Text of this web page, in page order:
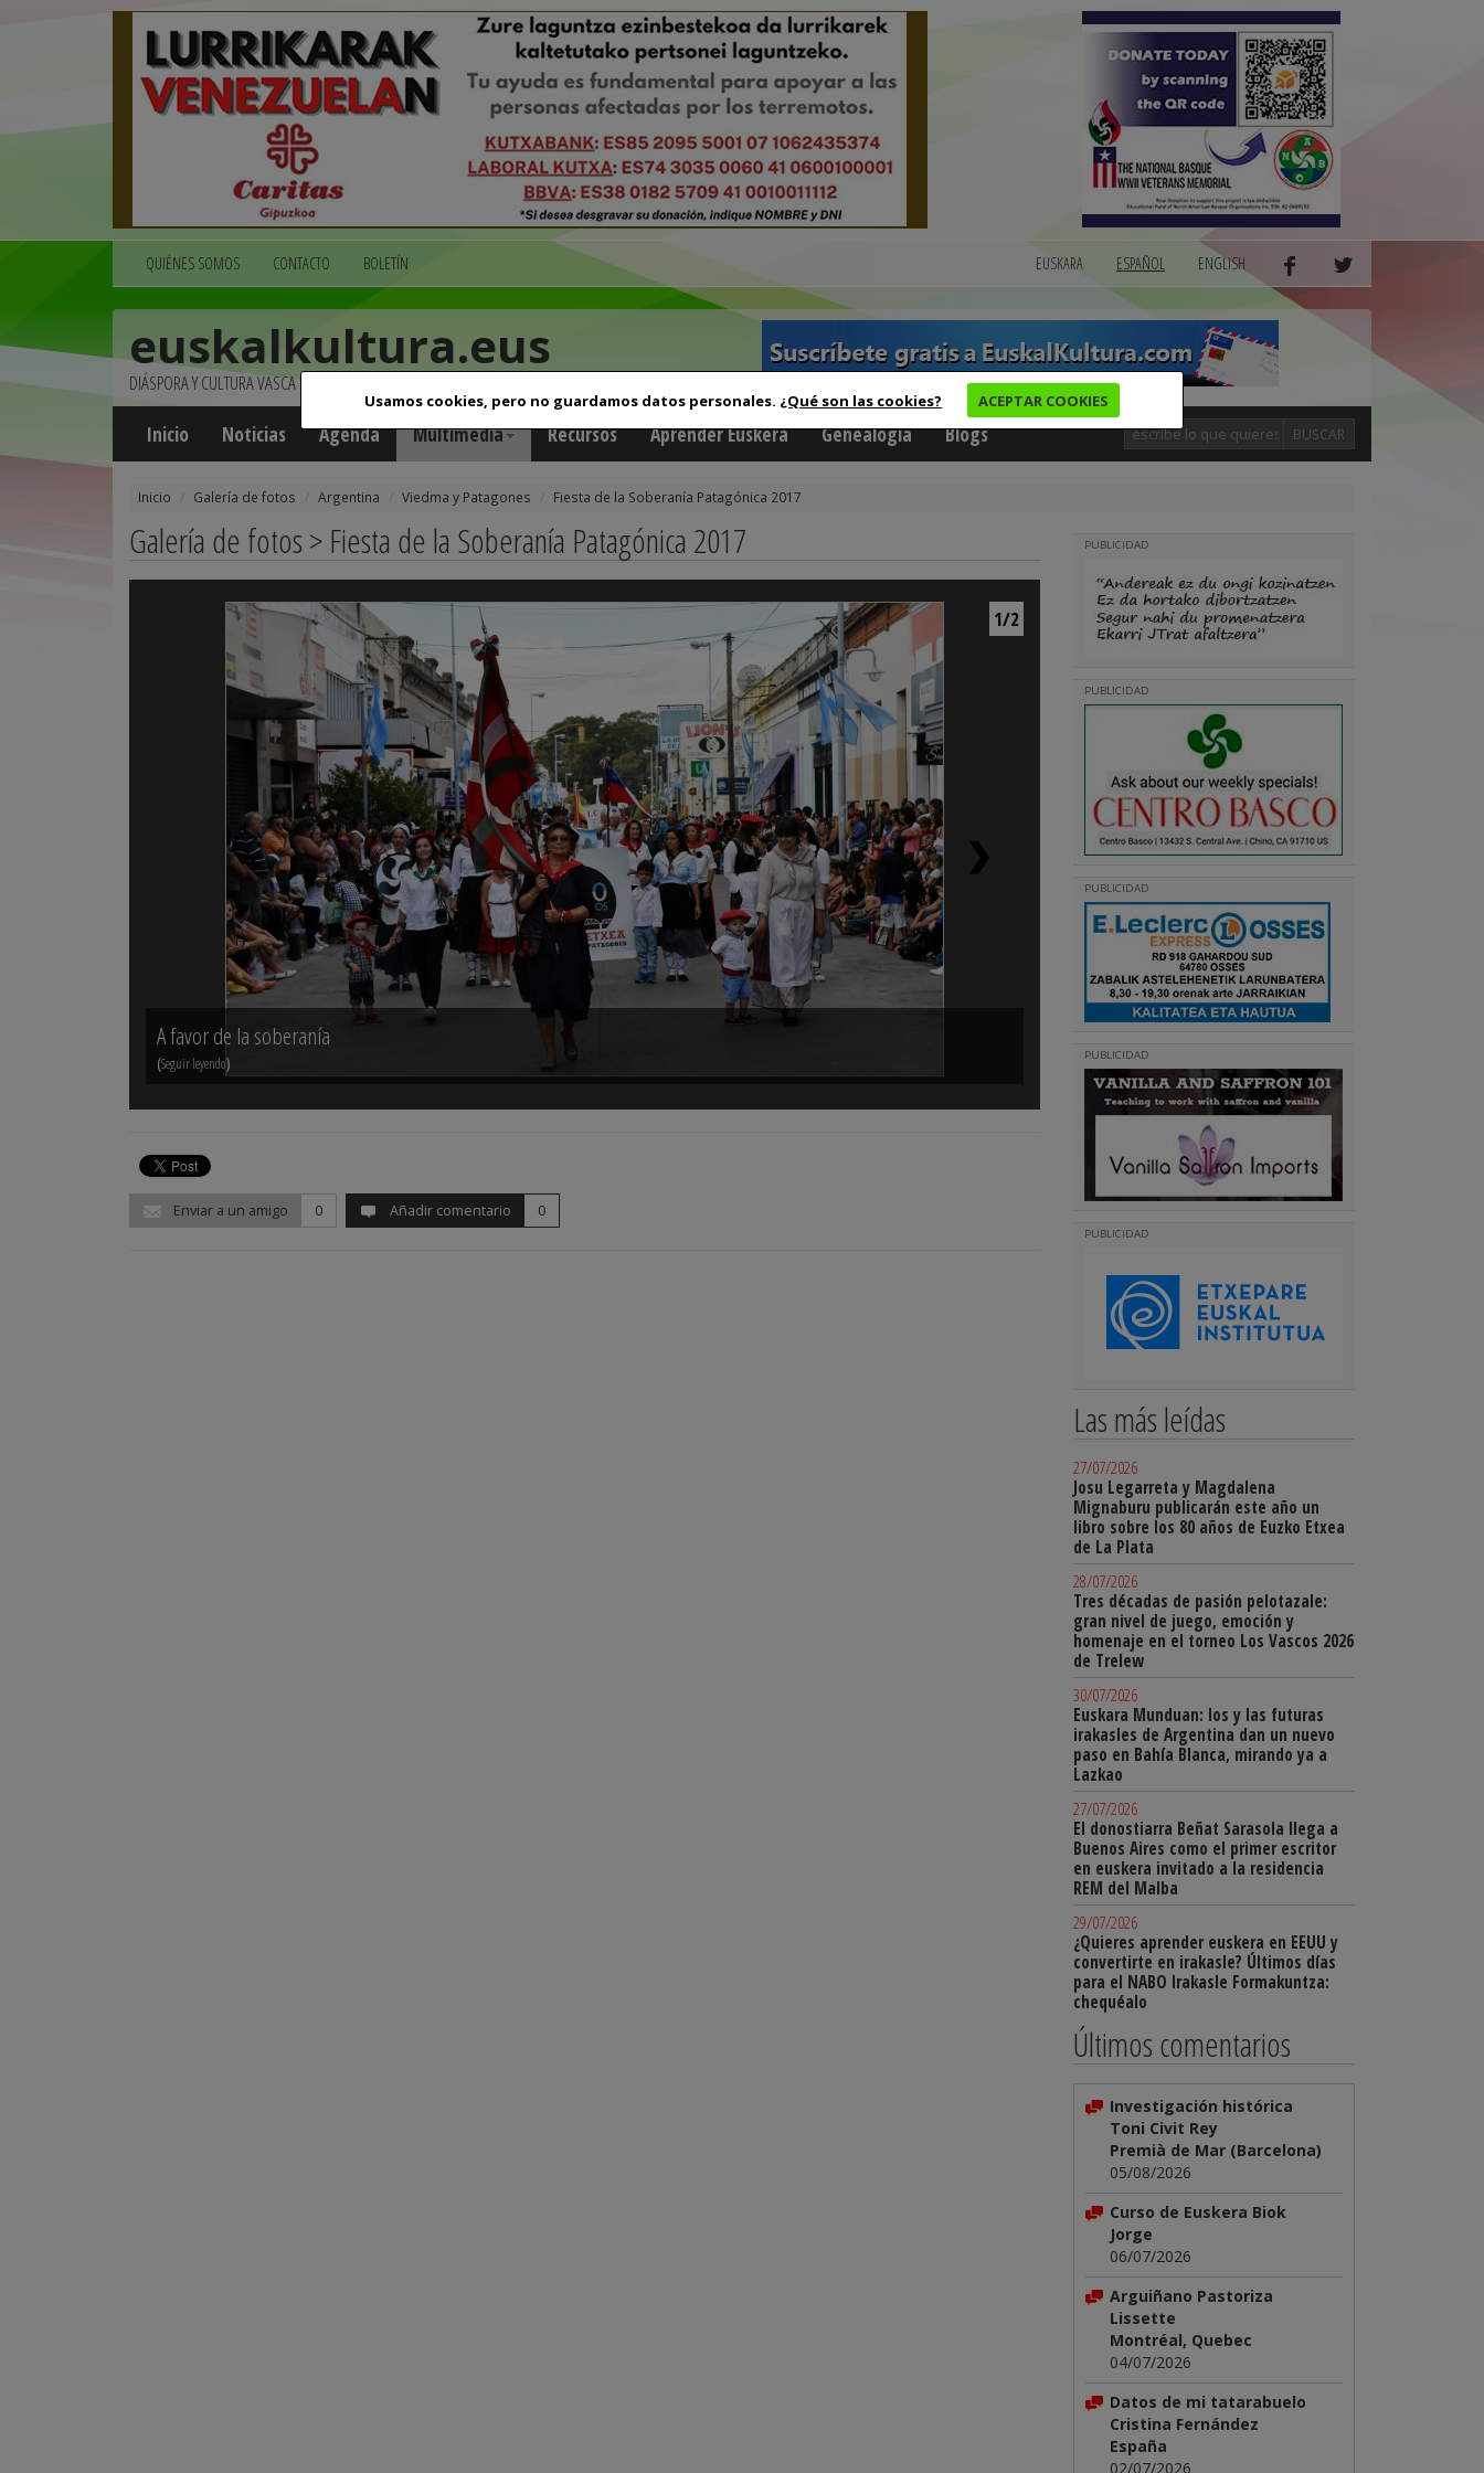
Usamos cookies, pero no guardamos datos personales. ¿Qué son las cookies? ACEPTAR COOKIES
QUIÉNES SOMOS CONTACTO BOLETÍN EUSKARA ESPAÑOL ENGLISH
euskalkultura.eus
DIÁSPORA Y CULTURA VASCA
Inicio Noticias Agenda Multimedia Recursos Aprender Euskera Genealogía Blogs BUSCAR
Inicio Galería de fotos Argentina Viedma y Patagones Fiesta de la Soberanía Patagónica 2017
Galería de fotos > Fiesta de la Soberanía Patagónica 2017
1/2
A favor de la soberanía
(Seguir leyendo) Seguir leyendo)
Enviar a un amigo 0 Añadir comentario 0
PUBLICIDAD
PUBLICIDAD
PUBLICIDAD
PUBLICIDAD
PUBLICIDAD
Las más leídas
27/07/2026
Josu Legarreta y Magdalena
Mignaburu publicarán este año un
libro sobre los 80 años de Euzko Etxea
de La Plata
28/07/2026
Tres décadas de pasión pelotazale:
gran nivel de juego, emoción y
homenaje en el torneo Los Vascos 2026
de Trelew
30/07/2026
Euskara Munduan: los y las futuras
irakasles de Argentina dan un nuevo
paso en Bahía Blanca, mirando ya a
Lazkao
27/07/2026
El donostiarra Beñat Sarasola llega a
Buenos Aires como el primer escritor
en euskera invitado a la residencia
REM del Malba
29/07/2026
¿Quieres aprender euskera en EEUU y
convertirte en irakasle? Últimos días
para el NABO Irakasle Formakuntza:
chequéalo
Últimos comentarios
Investigación histórica
Toni Civit Rey
Premià de Mar (Barcelona)
05/08/2026
Curso de Euskera Biok
Jorge
06/07/2026
Arguiñano Pastoriza
Lissette
Montréal, Quebec
04/07/2026
Datos de mi tatarabuelo
Cristina Fernández
España
02/07/2026